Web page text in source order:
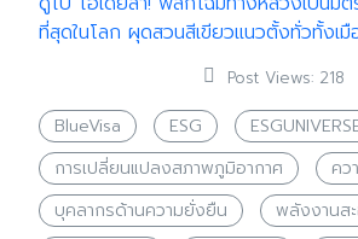
ที่สุดในโลก ผุดสวนสีเขียวแนวตั้งทั่วทั้งเมื
Post Views: 218
BlueVisa ESG
การเปลี่ยนแปลงสภาพภูมิอากาศ
คว
บุคลากรด้านความยั่งยืน
พลังงานส